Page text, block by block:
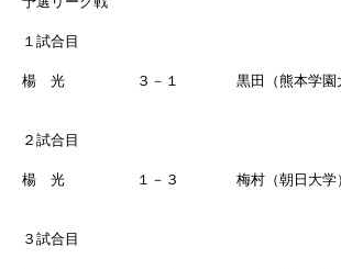
１試合目
楊 光 ３－１ 黒田（熊本学園大
２試合目
楊 光 １－３ 梅村（朝日大学
３試合目